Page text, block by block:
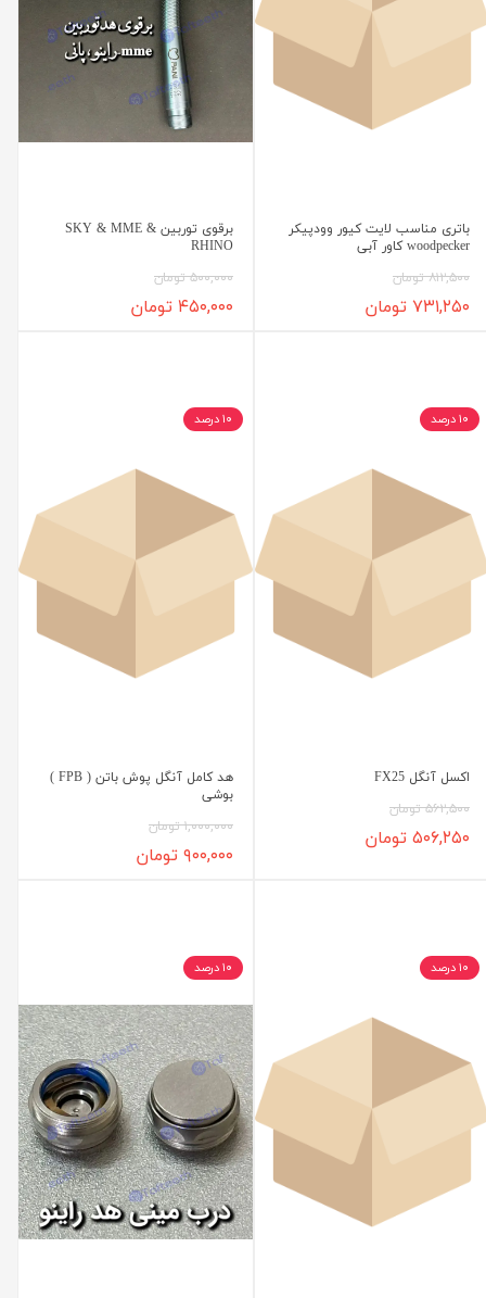
باتری مناسب لایت کیور وودپیکر
woodpecker کاور آبی
۸۱۲,۵۰۰ تومان
۷۳۱,۲۵۰ تومان
برقوی توربین SKY & MME &
RHINO
۵۰۰,۰۰۰ تومان
۴۵۰,۰۰۰ تومان
اکسل آنگل FX25
۵۶۲,۵۰۰ تومان
۵۰۶,۲۵۰ تومان
۱۰ درصد
هد کامل آنگل پوش باتن ( FPB )
بوشی
۱,۰۰۰,۰۰۰ تومان
۹۰۰,۰۰۰ تومان
۱۰ درصد
۱۰ درصد ۱۰ درصد